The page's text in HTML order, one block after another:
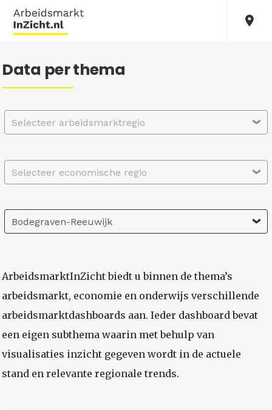
Data per thema
Selecteer arbeidsmarktregio
Selecteer economische regio
Bodegraven-Reeuwijk
ArbeidsmarktInZicht biedt u binnen de thema’s
arbeidsmarkt, economie en onderwijs verschillende
arbeidsmarktdashboards aan. Ieder dashboard bevat
een eigen subthema waarin met behulp van
visualisaties inzicht gegeven wordt in de actuele
stand en relevante regionale trends.